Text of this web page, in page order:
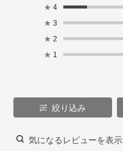
★ 4
★ 3
★ 2
★ 1
絞り込み
気になるレビューを表示